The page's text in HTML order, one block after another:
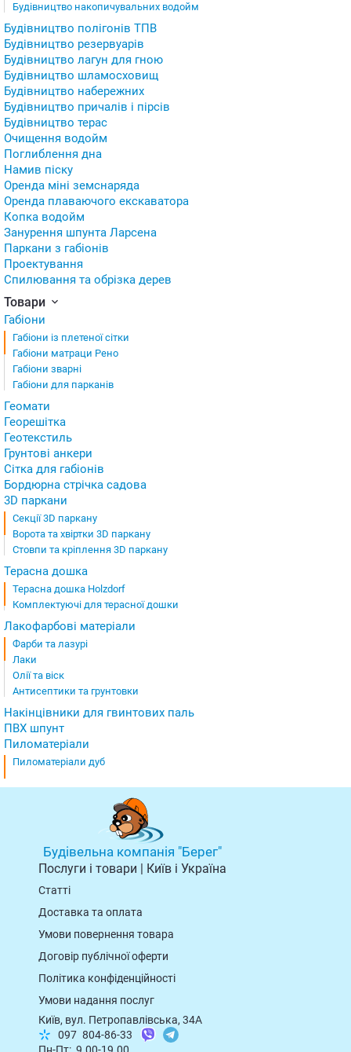
Будівництво накопичувальних водойм
Будівництво полігонів ТПВ
Будівництво резервуарів
Будівництво лагун для гною
Будівництво шламосховищ
Будівництво набережних
Будівництво причалів і пірсів
Будівництво терас
Очищення водойм
Поглиблення дна
Намив піску
Оренда міні земснаряда
Оренда плаваючого екскаватора
Копка водойм
Занурення шпунта Ларсена
Паркани з габіонів
Проектування
Спилювання та обрізка дерев
Товари
Габіони
Габіони із плетеної сітки
Габіони матраци Рено
Габіони зварні
Габіони для парканів
Геомати
Георешітка
Геотекстиль
Грунтові анкери
Сітка для габіонів
Бордюрна стрічка садова
3D паркани
Секції 3D паркану
Ворота та хвіртки 3D паркану
Стовпи та кріплення 3D паркану
Терасна дошка
Терасна дошка Holzdorf
Комплектуючі для терасної дошки
Лакофарбові матеріали
Фарби та лазурі
Лаки
Олії та віск
Антисептики та грунтовки
Накінцівники для гвинтових паль
ПВХ шпунт
Пиломатеріали
Пиломатеріали дуб
Будівельна компанія "Берег"
Послуги і товари | Київ і Україна
Статті
Доставка та оплата
Умови повернення товарa
Договір публічної оферти
Політика конфіденційності
Умови надання послуг
Київ, вул. Петропавлівська, 34А
097 804-86-33
Пн-Пт: 9.00-19.00